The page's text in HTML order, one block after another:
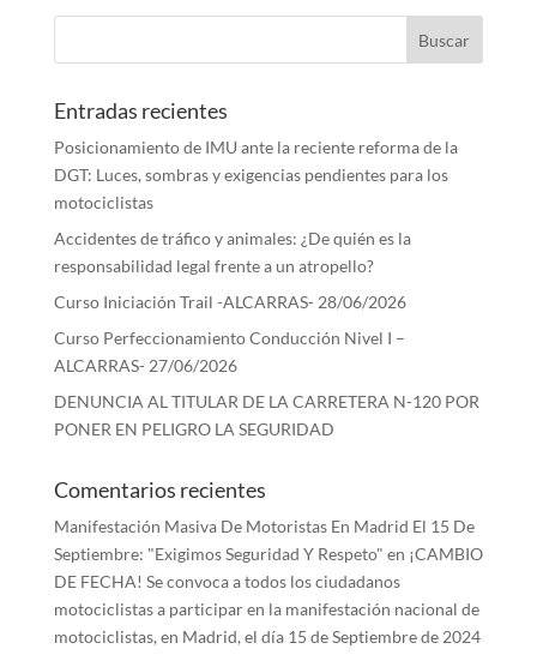
Entradas recientes
Posicionamiento de IMU ante la reciente reforma de la
DGT: Luces, sombras y exigencias pendientes para los
motociclistas
Accidentes de tráfico y animales: ¿De quién es la
responsabilidad legal frente a un atropello?
Curso Iniciación Trail -ALCARRAS- 28/06/2026
Curso Perfeccionamiento Conducción Nivel I –
ALCARRAS- 27/06/2026
DENUNCIA AL TITULAR DE LA CARRETERA N-120 POR
PONER EN PELIGRO LA SEGURIDAD
Comentarios recientes
Manifestación Masiva De Motoristas En Madrid El 15 De
Septiembre: "Exigimos Seguridad Y Respeto" en ¡CAMBIO
DE FECHA! Se convoca a todos los ciudadanos
motociclistas a participar en la manifestación nacional de
motociclistas, en Madrid, el día 15 de Septiembre de 2024